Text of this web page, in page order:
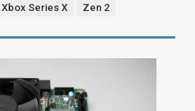
Xbox Series X Zen 2